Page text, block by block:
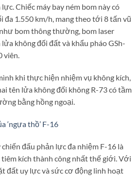
Chiếc máy bay ném bom này có
đa 1.550 km/h, mang theo tới 8 tấn vũ
bom thông thường, bom laser
không đối đất và khẩu pháo GSh-
viên.
khi thực hiện nhiệm vụ không kích,
tên lửa không đối không R-73 có tầm
bằng hồng ngoại.
‘ngựa thồ’ F-16
chiến đấu phản lực đa nhiệm F-16 là
kích thành công nhất thế giới. Với
đất uy lực và sức cơ động linh hoạt